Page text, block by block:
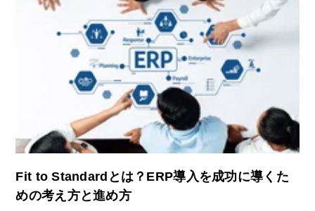
Fit to Standardとは？ERP導入を成功に導くた
めの考え方と進め方